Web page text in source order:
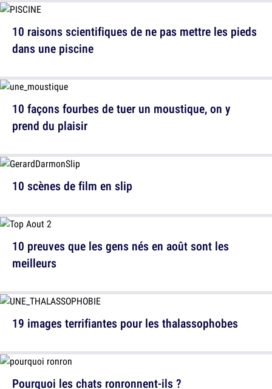
10 raisons scientifiques de ne pas mettre les pieds
dans une piscine
10 scènes de film en slip
19 images terrifiantes pour les thalassophobes
10 façons fourbes de tuer un moustique, on y
prend du plaisir
10 preuves que les gens nés en août sont les
meilleurs
Pourquoi les chats ronronnent-ils ?